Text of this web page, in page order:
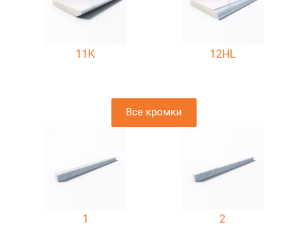
11K 12HL
Все кромки
1 2